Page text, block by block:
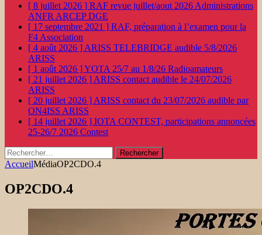
[ 8 juillet 2026 ] RAF revue juillet/aout 2026 Administrations
ANFR ARCEP DGE
[ 17 septembre 2021 ] RAF, préparation à l’examen pour la
F4 Association
[ 4 août 2026 ] ARISS TELEBRIDGE audible 5/8/2026
ARISS
[ 1 août 2026 ]YOTA 25/7 au 1/8/26 Radioamateurs
[ 21 juillet 2026 ] ARISS contact audible le 24/07/2026
ARISS
[ 20 juillet 2026 ] ARISS contact du 23/07/2026 audible par
ON4ISS ARISS
[ 14 juillet 2026 ] IOTA CONTEST, participations annoncées
25-26/7 2026 Contest
Rechercher :
AccueilMédiaOP2CDO.4
OP2CDO.4